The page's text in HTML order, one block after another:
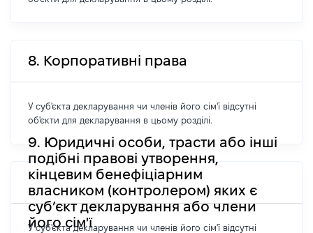
8. Корпоративні права
У суб'єкта декларування чи членів його сім'ї відсутні
об'єкти для декларування в цьому розділі.
9. Юридичні особи, трасти або інші
подібні правові утворення,
кінцевим бенефіціарним
власником (контролером) яких є
суб’єкт декларування або члени
його сім'ї
У суб'єкта декларування чи членів його сім'ї відсутні